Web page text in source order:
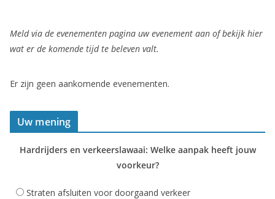
Meld via de evenementen pagina uw evenement aan of bekijk hier
wat er de komende tijd te beleven valt.
Er zijn geen aankomende evenementen.
Uw mening
Hardrijders en verkeerslawaai: Welke aanpak heeft jouw
voorkeur?
Straten afsluiten voor doorgaand verkeer